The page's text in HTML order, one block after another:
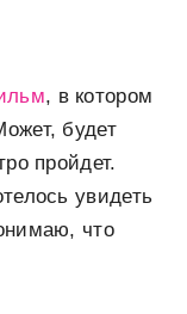
, в котором
будет
пройдет.
увидеть
что